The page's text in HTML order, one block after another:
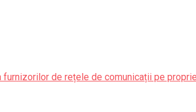
de rețele de comunicații pe